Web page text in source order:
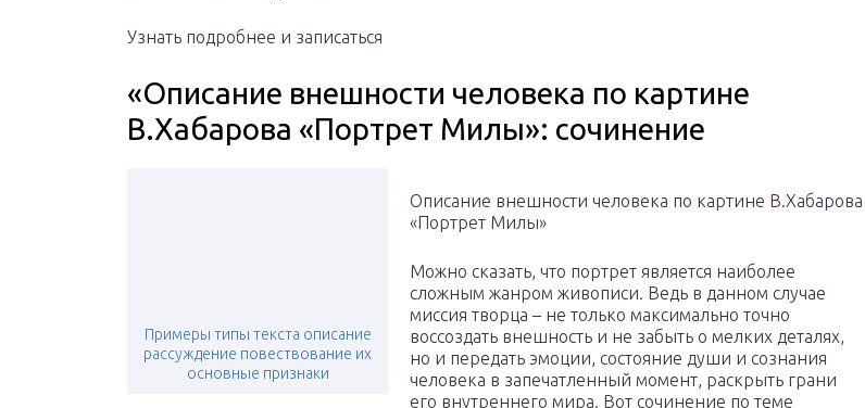
Узнать подробнее и записаться
«Описание внешности человека по картине
В.Хабарова «Портрет Милы»: сочинение
Примеры типы текста описание
рассуждение повествование их
основные признаки
Описание внешности человека по картине В.Хабарова
«Портрет Милы»
Можно сказать, что портрет является наиболее
сложным жанром живописи. Ведь в данном случае
миссия творца – не только максимально точно
воссоздать внешность и не забыть о мелких деталях,
но и передать эмоции, состояние души и сознания
человека в запечатленный момент, раскрыть грани
его внутреннего мира. Вот сочинение по теме